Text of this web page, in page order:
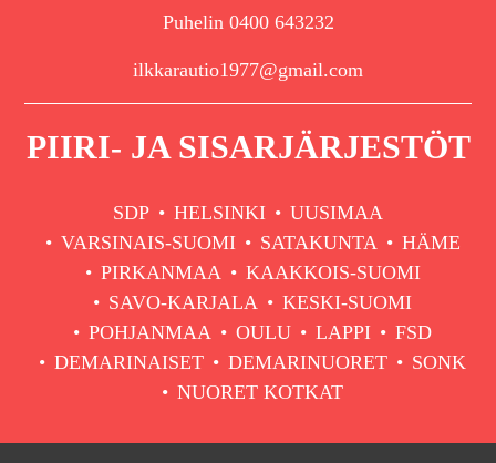
Puhelin 0400 643232
ilkkarautio1977@gmail.com
PIIRI- JA SISARJÄRJESTÖT
SDP HELSINKI
UUSIMAA
VARSINAIS-SUOMI
SATAKUNTA
HÄME
PIRKANMAA
KAAKKOIS-SUOMI
SAVO-KARJALA
KESKI-SUOMI
POHJANMAA
OULU LAPPI
FSD
DEMARINAISET
DEMARINUORET
SONK
NUORET KOTKAT